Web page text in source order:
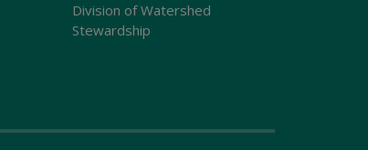
Division of Watershed
Stewardship